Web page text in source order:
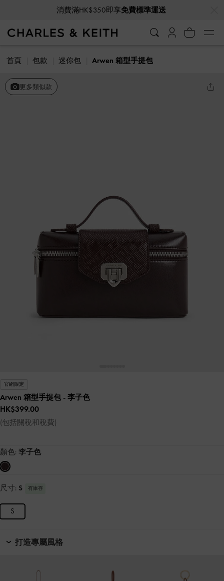
消費滿HK$350即享免費標準運送
首頁 包款 迷你包 Arwen 箱型手提包
更多類似款
官網限定
Arwen 箱型手提包 - 李子色
HK$399.00
(包括關稅和稅費)
顏色: 李子色
尺寸: S 有庫存
S
打造專屬風格